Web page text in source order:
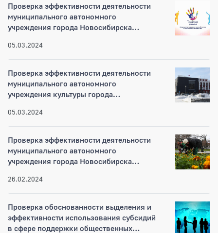
Проверка эффективности деятельности
муниципального автономного
учреждения города Новосибирска
«Территория развития» за 2021-2022
годы
05.03.2024
Проверка эффективности деятельности
муниципального автономного
учреждения культуры города
«Прогресс» за 2021-2022 годы
05.03.2024
Проверка эффективности деятельности
муниципального автономного
учреждения города Новосибирска
26.02.2024
Проверка обоснованности выделения и
эффективности использования субсидий
в сфере поддержки общественных